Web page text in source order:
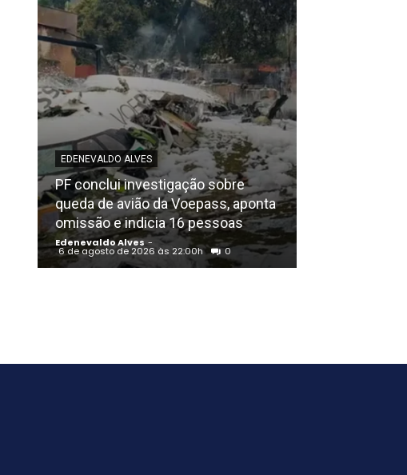
EDENEVALDO ALVES
PF conclui investigação sobre
queda de avião da Voepass, aponta
omissão e indicia 16 pessoas
Edenevaldo Alves -
6 de agosto de 2026 às 22:00h 0